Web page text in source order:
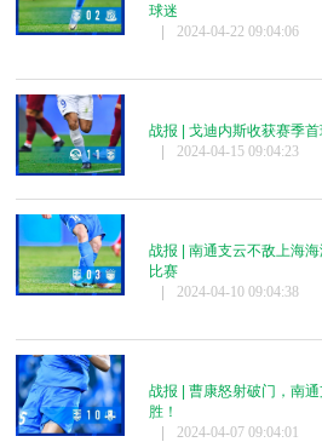
球迷
|
2024-04-22 09:04:06
战报 | 戈迪内斯收获赛季
|
2024-04-15 09:04:23
战报 | 南通支云不敌上海
比赛
|
2024-04-10 09:04:38
战报 | 曹康怒射破门，南
胜！
|
2024-04-07 09:04:01